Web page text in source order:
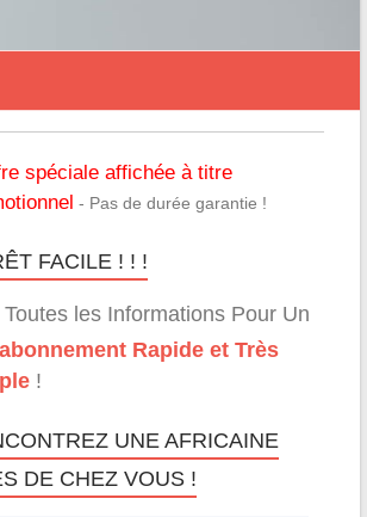
spéciale affichée à titre
- Pas de durée garantie !
FACILE ! ! !
Toutes les Informations Pour Un
Rapide et Très
!
UNE AFRICAINE
DE CHEZ VOUS !